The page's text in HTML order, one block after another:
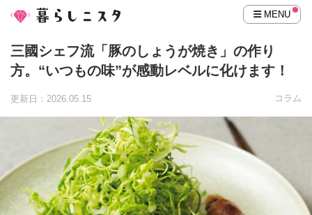
MENU
三國シェフ流「豚のしょうが焼き」の作り
方。“いつもの味”が感動レベルに化けます！
更新日：2026.05.15 コラム